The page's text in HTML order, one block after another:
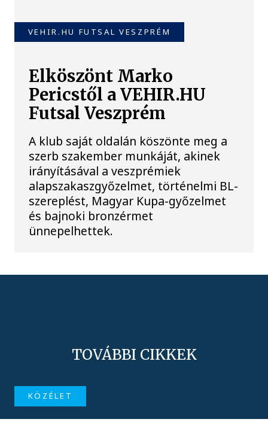
VEHIR.HU FUTSAL VESZPRÉM
Elköszönt Marko
Pericstől a VEHIR.HU
Futsal Veszprém
A klub saját oldalán köszönte meg a
szerb szakember munkáját, akinek
irányításával a veszprémiek
alapszakaszgyőzelmet, történelmi BL-
szereplést, Magyar Kupa-győzelmet
és bajnoki bronzérmet
ünnepelhettek.
TOVÁBBI CIKKEK
KÖZÉLET